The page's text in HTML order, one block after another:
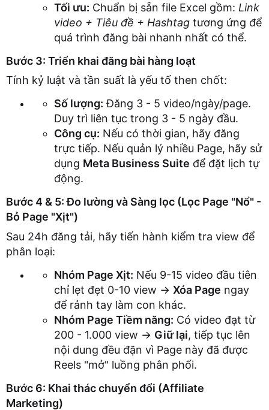
Tối ưu: Chuẩn bị sẵn file Excel gồm: Link
video + Tiêu đề + Hashtag tương ứng để
quá trình đăng bài nhanh nhất có thể.
Bước 3: Triển khai đăng bài hàng loạt
Tính kỷ luật và tần suất là yếu tố then chốt:
Số lượng: Đăng 3 - 5 video/ngày/page.
Duy trì liên tục trong 3 - 5 ngày đầu.
Công cụ: Nếu có thời gian, hãy đăng
trực tiếp. Nếu quản lý nhiều Page, hãy sử
dụng Meta Business Suite để đặt lịch tự
động.
Bước 4 & 5: Đo lường và Sàng lọc (Lọc Page "Nổ" -
Bỏ Page "Xịt")
Sau 24h đăng tải, hãy tiến hành kiểm tra view để
phân loại:
Nhóm Page Xịt: Nếu 9-15 video đầu tiên
chỉ lẹt đẹt 0-10 view -> Xóa Page ngay
để rảnh tay làm con khác.
Nhóm Page Tiềm năng: Có video đạt từ
200 - 1.000 view -> Giữ lại, tiếp tục lên
nội dung đều đặn vì Page này đã được
Reels "mở" luồng phân phối.
Bước 6: Khai thác chuyển đổi (Affiliate
Marketing)